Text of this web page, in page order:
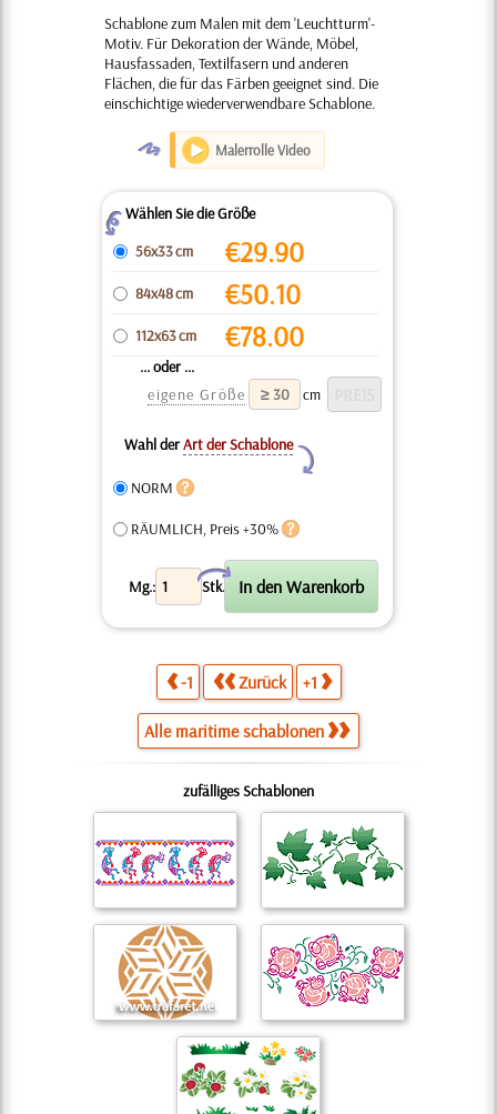
Schablone zum Malen mit dem 'Leuchtturm'-
Motiv. Für Dekoration der Wände, Möbel,
Hausfassaden, Textilfasern und anderen
Flächen, die für das Färben geeignet sind. Die
einschichtige wiederverwendbare Schablone.
O Malerrolle Video
ZWählen Sie die Größe
56x33 cm
€29.90
84x48 cm €50.10
112x63 cm €78.00
... oder ...
eigene Größe
cm
Wahl derArt der Schablone
Y
NORM
RÄUMLICH, Preis +30%
Mg.: Stk.
X
-1 Zurück +1
Alle maritime schablonen
zufälliges Schablonen